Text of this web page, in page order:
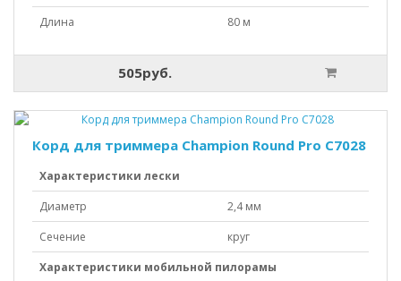
Длина
80 м
505руб.
Корд для триммера Champion Round Pro C7028
Характеристики лески
Диаметр
2,4 мм
Сечение
круг
Характеристики мобильной пилорамы